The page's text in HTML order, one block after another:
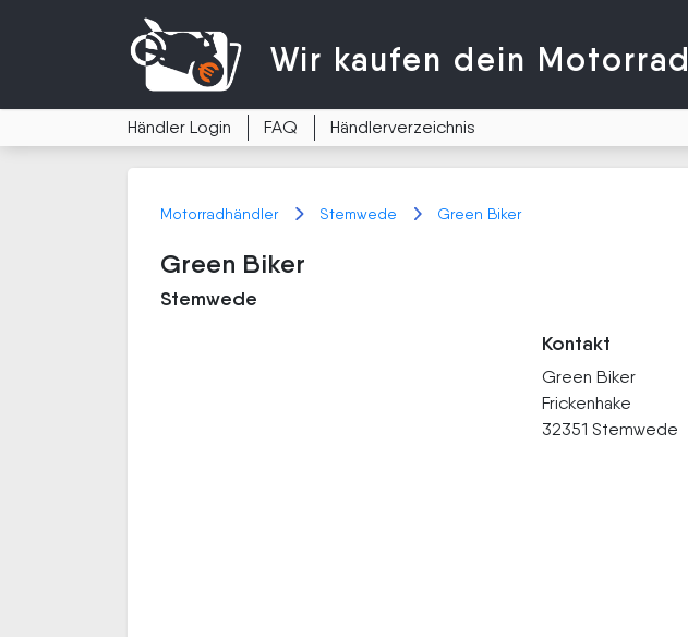
Wir kaufen dein Motorrad
Händler Login FAQ Händlerverzeichnis
Motorradhändler Stemwede Green Biker
Green Biker
Stemwede
Kontakt
Green Biker
Frickenhake
32351 Stemwede